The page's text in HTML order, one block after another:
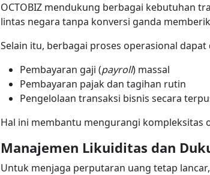
OCTOBIZ mendukung berbagai kebutuhan
lintas negara tanpa konversi ganda
Selain itu, berbagai proses operasional
Pembayaran gaji (payroll) massal
Pembayaran pajak dan tagihan rutin
Pengelolaan transaksi bisnis secara
Hal ini membantu mengurangi
Manajemen Likuiditas dan
Untuk menjaga perputaran uang tetap